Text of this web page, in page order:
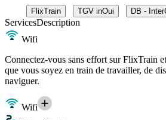
FlixTrain TGV inOui DB -
ServicesDescription
Wifi
Connectez-vous sans effort sur FlixTrain
que vous soyez en train de travailler, de
naviguer.
Wifi